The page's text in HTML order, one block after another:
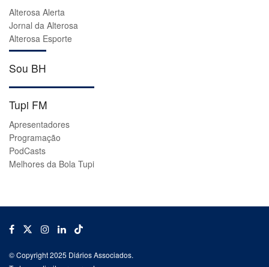
Alterosa Alerta
Jornal da Alterosa
Alterosa Esporte
Sou BH
Tupi FM
Apresentadores
Programação
PodCasts
Melhores da Bola Tupi
© Copyright 2025 Diários Associados.